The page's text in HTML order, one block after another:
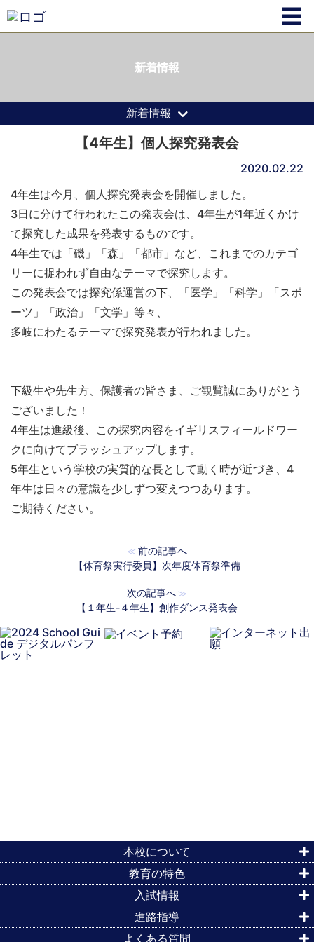
新着情報
新着情報
【4年生】個人探究発表会
2020.02.22
4年生は今月、個人探究発表会を開催しました。
3日に分けて行われたこの発表会は、4年生が1年近くかけ
て探究した成果を発表するものです。
4年生では「磯」「森」「都市」など、これまでのカテゴ
リーに捉われず自由なテーマで探究します。
この発表会では探究係運営の下、「医学」「科学」「スポ
ーツ」「政治」「文学」等々、
多岐にわたるテーマで探究発表が行われました。
下級生や先生方、保護者の皆さま、ご観覧誠にありがとう
ございました！
4年生は進級後、この探究内容をイギリスフィールドワー
クに向けてブラッシュアップします。
5年生という学校の実質的な長として動く時が近づき、4
年生は日々の意識を少しずつ変えつつあります。
ご期待ください。
≪ 前の記事へ
【体育祭実行委員】次年度体育祭準備
次の記事へ ≫
【１年生-４年生】創作ダンス発表会
本校について
教育の特色
入試情報
進路指導
よくある質問